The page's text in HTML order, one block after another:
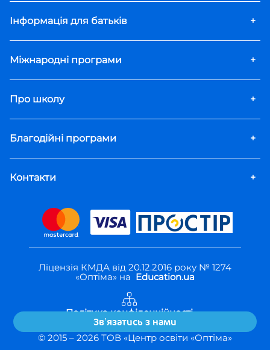
Інформація для батьків +
Міжнародні програми +
Про школу +
Благодійні програми +
Контакти +
Ліцензія КМДА від 20.12.2016 року № 1274
«Оптіма» на Education.ua
Політика конфіденційності
Правила користування
© 2015 – 2026 ТОВ «Центр освіти «Оптіма»
Звʼязатись з нами